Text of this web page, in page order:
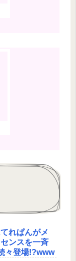
れぱんがメ
ンスを一斉
々登場!?www